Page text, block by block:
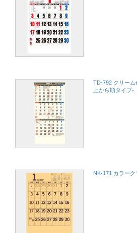
TD-792 クリー
上から順タイプ-
NK-171 カラー